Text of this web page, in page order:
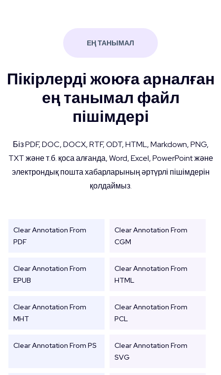
ЕҢ ТАНЫМАЛ
Пікірлерді жоюға арналған
ең танымал файл
пішімдері
Біз PDF, DOC, DOCX, RTF, ODT, HTML, Markdown, PNG,
TXT және т.б. қоса алғанда, Word, Excel, PowerPoint және
электрондық пошта хабарларының әртүрлі пішімдерін
қолдаймыз.
Clear Annotation From
PDF
Clear Annotation From
CGM
Clear Annotation From
EPUB
Clear Annotation From
HTML
Clear Annotation From
MHT
Clear Annotation From
PCL
Clear Annotation From PS
Clear Annotation From
SVG